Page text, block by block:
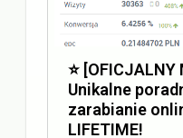
⭐️ [OFICJALNY
Unikalne
zarabianie
LIFETIME!